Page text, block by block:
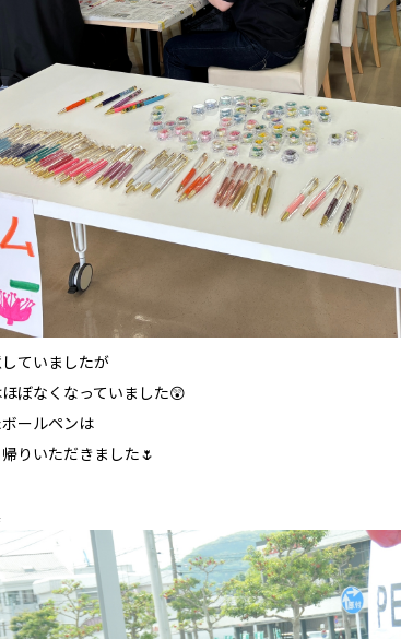
ていましたが
ぼなくなっていました😲
ールペンは
りいただきました🌷